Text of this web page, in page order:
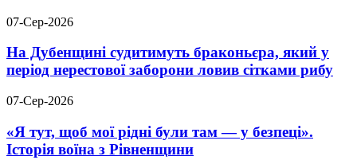
07-Сер-2026
На Дубенщині судитимуть браконьєра, який у
період нерестової заборони ловив сітками рибу
07-Сер-2026
«Я тут, щоб мої рідні були там — у безпеці».
Історія воїна з Рівненщини